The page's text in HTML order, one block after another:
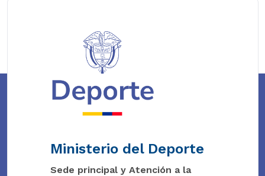
Ministerio del Deporte
Sede principal y Atención a la